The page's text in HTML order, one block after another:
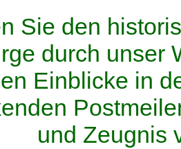
Sie den
durch unser
Einblicke in
und Zeugnis